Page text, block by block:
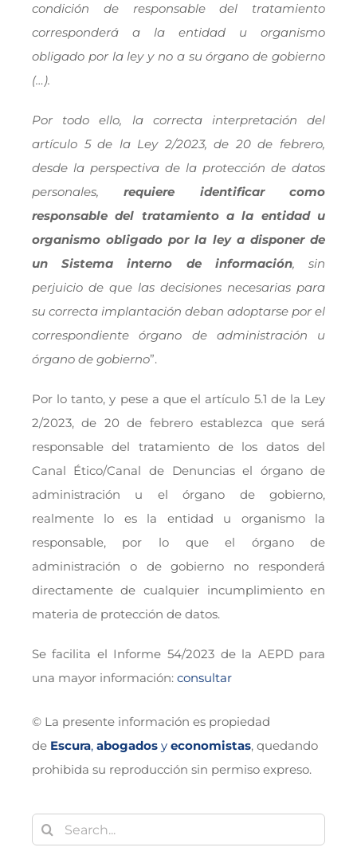
condición de responsable del tratamiento
corresponderá a la entidad u organismo
obligado por la ley y no a su órgano de gobierno
(…).
Por todo ello, la correcta interpretación del
artículo 5 de la Ley 2/2023, de 20 de febrero,
desde la perspectiva de la protección de datos
personales,requiere identificar como
responsable del tratamiento a la entidad u
organismo obligado por la ley a disponer de
un Sistema interno de información, sin
perjuicio de que las decisiones necesarias para
su correcta implantación deban adoptarse por el
correspondiente órgano de administración u
órgano de gobierno”.
Por lo tanto, y pese a que el artículo 5.1 de la Ley
2/2023, de 20 de febrero establezca que será
responsable del tratamiento de los datos del
Canal Ético/Canal de Denuncias el órgano de
administración u el órgano de gobierno,
realmente lo es la entidad u organismo la
responsable, por lo que el órgano de
administración o de gobierno no responderá
directamente de cualquier incumplimiento en
materia de protección de datos.
Se facilita el Informe 54/2023 de la AEPD para
una mayor información: consultar
© La presente información es propiedad
de Escura, abogadosy economistas, quedando
prohibida su reproducción sin permiso expreso.
Buscar: